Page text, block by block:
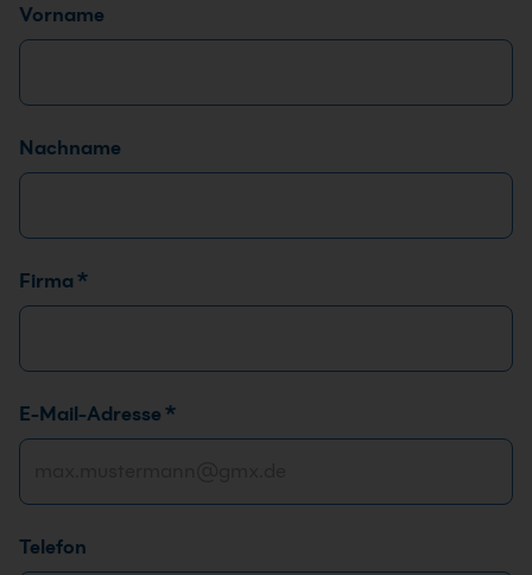
Name*
Vorname
Nachname
Firma *
E-Mail-Adresse *
Telefon